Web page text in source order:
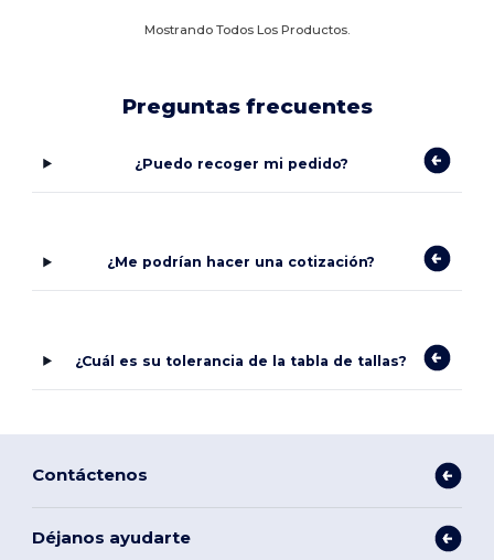
Mostrando Todos Los Productos.
Preguntas frecuentes
¿Puedo recoger mi pedido?
¿Me podrían hacer una cotización?
¿Cuál es su tolerancia de la tabla de tallas?
Contáctenos
Déjanos ayudarte